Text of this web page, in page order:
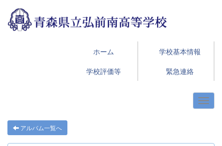
ホーム
学校基本情報
学校評価等
緊急連絡
アルバム一覧へ